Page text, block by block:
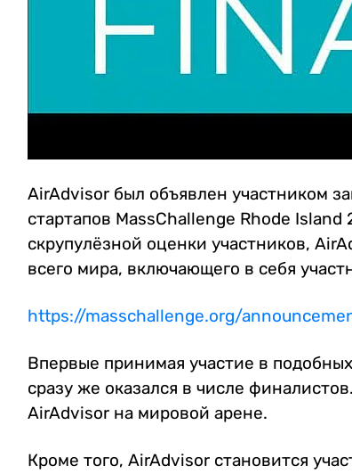
AirAdvisor был объявлен участником
стартапов MassChallenge Rhode
скрупулёзной оценки участников,
всего мира, включающего в себя
https://masschallenge.org/
Впервые принимая участие в
сразу же оказался в числе
AirAdvisor на мировой арене.
Кроме того, AirAdvisor становится